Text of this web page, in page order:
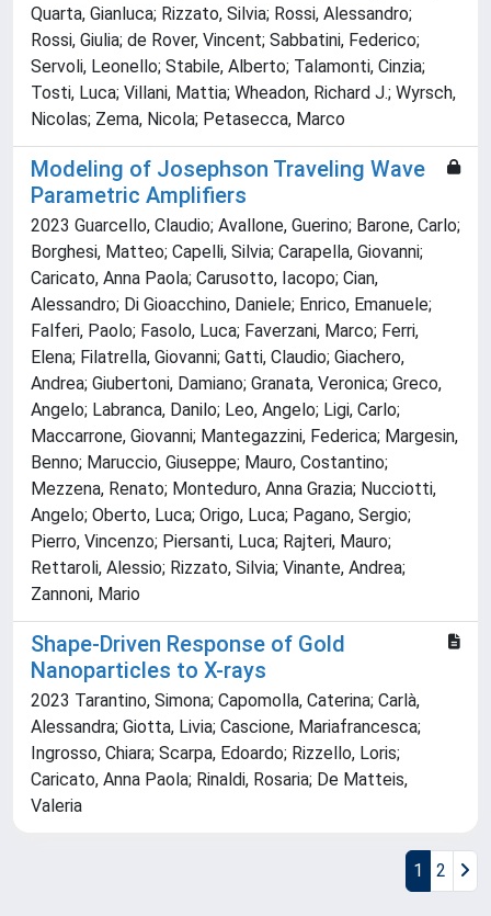
Quarta, Gianluca; Rizzato, Silvia; Rossi, Alessandro;
Rossi, Giulia; de Rover, Vincent; Sabbatini, Federico;
Servoli, Leonello; Stabile, Alberto; Talamonti, Cinzia;
Tosti, Luca; Villani, Mattia; Wheadon, Richard J.; Wyrsch,
Nicolas; Zema, Nicola; Petasecca, Marco
Modeling of Josephson Traveling Wave
Parametric Amplifiers
2023 Guarcello, Claudio; Avallone, Guerino; Barone, Carlo;
Borghesi, Matteo; Capelli, Silvia; Carapella, Giovanni;
Caricato, Anna Paola; Carusotto, Iacopo; Cian,
Alessandro; Di Gioacchino, Daniele; Enrico, Emanuele;
Falferi, Paolo; Fasolo, Luca; Faverzani, Marco; Ferri,
Elena; Filatrella, Giovanni; Gatti, Claudio; Giachero,
Andrea; Giubertoni, Damiano; Granata, Veronica; Greco,
Angelo; Labranca, Danilo; Leo, Angelo; Ligi, Carlo;
Maccarrone, Giovanni; Mantegazzini, Federica; Margesin,
Benno; Maruccio, Giuseppe; Mauro, Costantino;
Mezzena, Renato; Monteduro, Anna Grazia; Nucciotti,
Angelo; Oberto, Luca; Origo, Luca; Pagano, Sergio;
Pierro, Vincenzo; Piersanti, Luca; Rajteri, Mauro;
Rettaroli, Alessio; Rizzato, Silvia; Vinante, Andrea;
Zannoni, Mario
Shape-Driven Response of Gold
Nanoparticles to X-rays
2023 Tarantino, Simona; Capomolla, Caterina; Carlà,
Alessandra; Giotta, Livia; Cascione, Mariafrancesca;
Ingrosso, Chiara; Scarpa, Edoardo; Rizzello, Loris;
Caricato, Anna Paola; Rinaldi, Rosaria; De Matteis,
Valeria
1 2